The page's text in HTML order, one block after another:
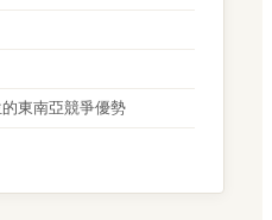
東南亞競爭優勢